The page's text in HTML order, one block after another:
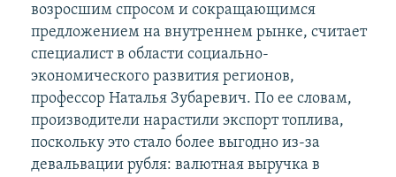
возросшим спросом и сокращающимся
предложением на внутреннем рынке, считает
специалист в области социально-
экономического развития регионов,
профессор Наталья Зубаревич. По ее словам,
производители нарастили экспорт топлива,
поскольку это стало более выгодно из-за
девальвации рубля: валютная выручка в